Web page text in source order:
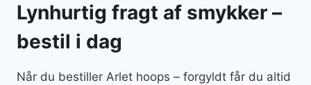
Lynhurtig fragt af smykker –
bestil i dag
Når du bestiller Arlet hoops – forgyldt får du altid